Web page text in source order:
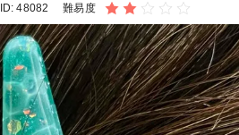
48082 難易度